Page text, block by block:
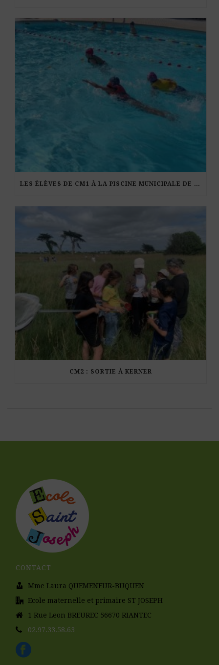
LES ÉLÈVES DE CM1 À LA PISCINE MUNICIPALE DE KERDURAND
CM2 : SORTIE À KERNER
CONTACT
Mme Laura QUEMENEUR-BUQUEN
Ecole maternelle et primaire ST JOSEPH
1 Rue Leon BREUREC 56670 RIANTEC
02.97.33.58.63